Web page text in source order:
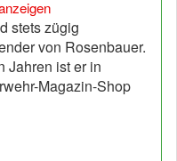
stets zügig
von Rosenbauer.
Jahren ist er in
Magazin-Shop